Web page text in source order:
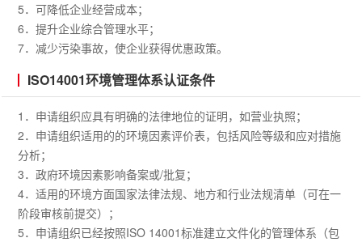
5．可降低企业经营成本；
6．提升企业综合管理水平；
7．减少污染事故，使企业获得优惠政策。
ISO14001环境管理体系认证条件
1．申请组织应具有明确的法律地位的证明，如营业执照；
2．申请组织适用的的环境因素评价表，包括风险等级和应对措施
分析；
3．政府环境因素影响备案或/批复；
4．适用的环境方面国家法律法规、地方和行业法规清单（可在一
阶段审核前提交）；
5．申请组织已经按照ISO 14001标准建立文件化的管理体系（包